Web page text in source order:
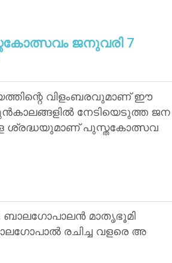
ജനുവരി 7
വിളംബരവുമാണ് ഈ
നേടിയെടുത്ത ജന
ശ്രദ്ധയുമാണ് പുസ്തകോത്സവ
ബാലഗോപാലന്‍ മാതൃഭൂമി
രചിച്ച വളരെ അ